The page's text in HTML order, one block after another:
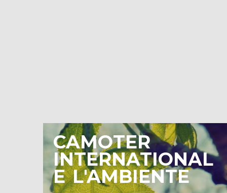
CAMOTER
INTERNATIONAL
E L'AMBIENTE